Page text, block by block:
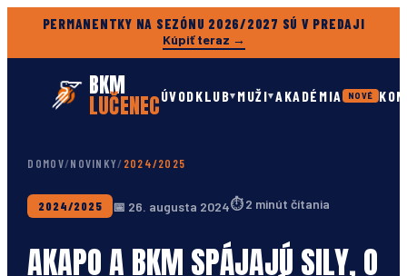
PERMANENTKY NA SEZÓNU 2026/2027 SÚ V PREDAJI
Kúpiť teraz →
BKM
LUČENECÚVODKLUB▾ MUŽI▾AKADÉMIA NOVÉ
DOMOV/NOVINKY/ 2024/2025
2024/2025 📅 26. augusta 2024⏱2 minút čítania
AKAPO A BKM SPÁJAJÚ SILY, O